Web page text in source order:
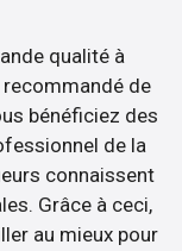
qualité à
de
bénéficiez des
de la
connaissent
Grâce à ceci,
au mieux pour